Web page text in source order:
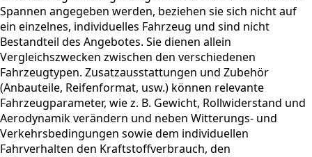
Spannen angegeben werden, beziehen sie sich nicht auf
ein einzelnes, individuelles Fahrzeug und sind nicht
Bestandteil des Angebotes. Sie dienen allein
Vergleichszwecken zwischen den verschiedenen
Fahrzeugtypen. Zusatzausstattungen und Zubehör
(Anbauteile, Reifenformat, usw.) können relevante
Fahrzeugparameter, wie z. B. Gewicht, Rollwiderstand und
Aerodynamik verändern und neben Witterungs- und
Verkehrsbedingungen sowie dem individuellen
Fahrverhalten den Kraftstoffverbrauch, den